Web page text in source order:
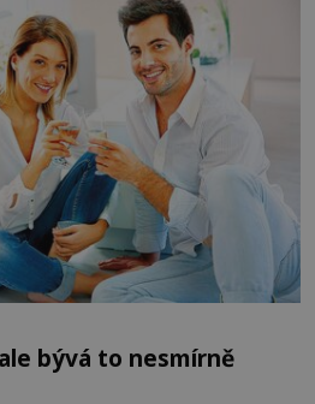
bývá to nesmírně